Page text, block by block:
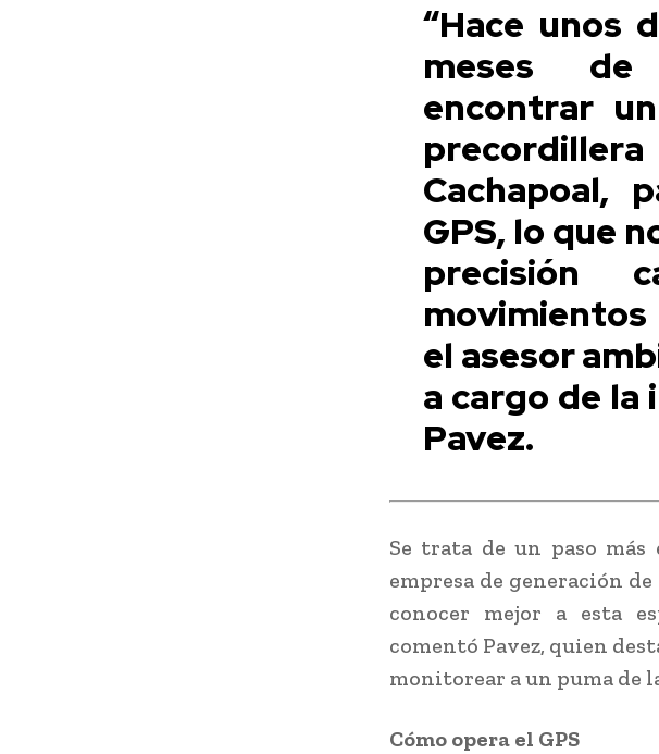
“Hace unos
meses de
encontrar
Cachapoal,
GPS, lo que
precisión
movimientos
el asesor
a cargo de la
Pavez.
Se trata de un paso
empresa de generación
conocer mejor a esta
comentó Pavez, quien
monitorear a un puma de
Cómo opera el GPS